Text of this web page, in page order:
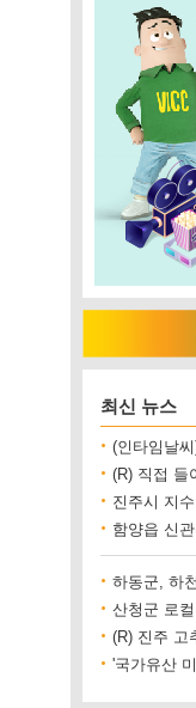
최신 뉴스
함양읍 신